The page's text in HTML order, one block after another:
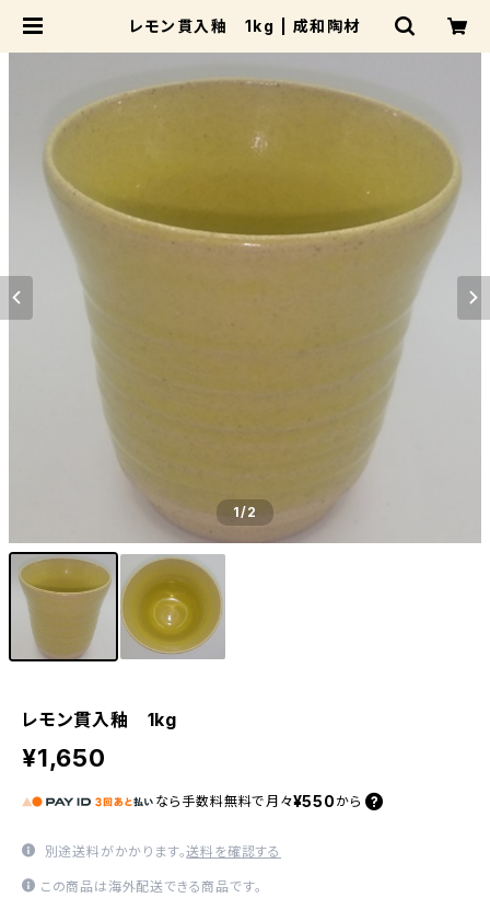
レモン貫入釉 1kg | 成和陶材
1/2
レモン貫入釉 1kg
¥1,650
なら 手数料無料で 月々¥550 から
別途送料がかかります。送料を確認する
この商品は海外配送できる商品です。